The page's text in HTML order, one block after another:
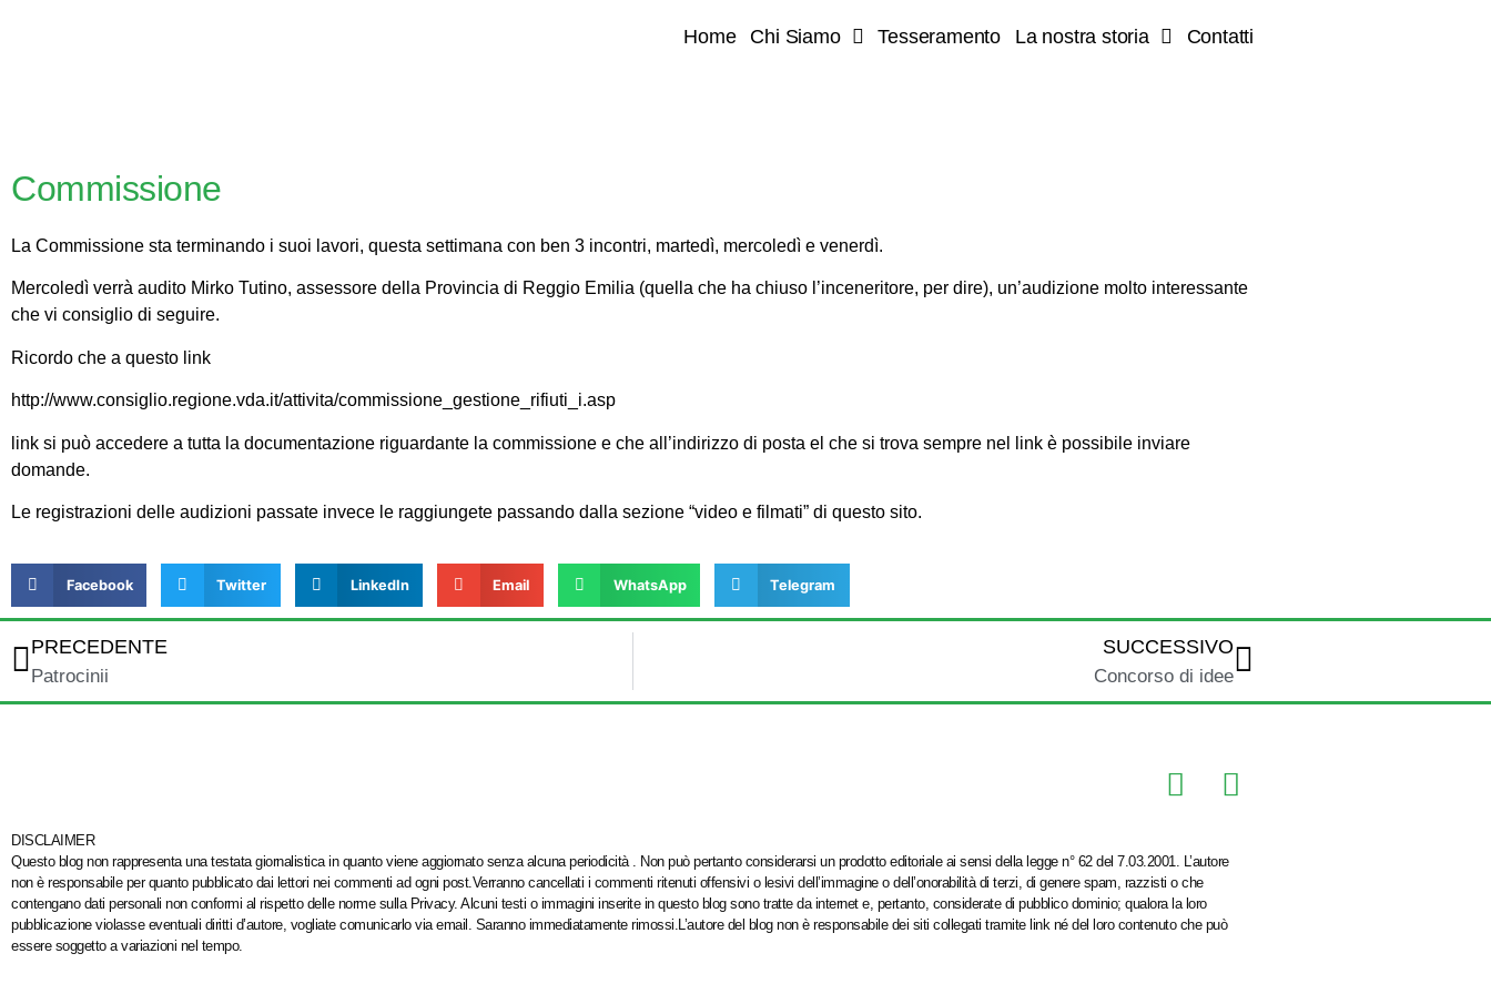
Home Chi Siamo Tesseramento La nostra storia Contatti
Commissione
La Commissione sta terminando i suoi lavori, questa settimana con ben 3 incontri, martedì, mercoledì e venerdì.
Mercoledì verrà audito Mirko Tutino, assessore della Provincia di Reggio Emilia (quella che ha chiuso l’inceneritore, per dire), un’audizione molto interessante
che vi consiglio di seguire.
Ricordo che a questo link
http://www.consiglio.regione.vda.it/attivita/commissione_gestione_rifiuti_i.asp
link si può accedere a tutta la documentazione riguardante la commissione e che all’indirizzo di posta el che si trova sempre nel link è possibile inviare
domande.
Le registrazioni delle audizioni passate invece le raggiungete passando dalla sezione “video e filmati” di questo sito.
Facebook Twitter LinkedIn Email WhatsApp Telegram
PRECEDENTE
Patrocinii
SUCCESSIVO
Concorso di idee
DISCLAIMER
Questo blog non rappresenta una testata giornalistica in quanto viene aggiornato senza alcuna periodicità . Non può pertanto considerarsi un prodotto editoriale ai sensi della legge n° 62 del 7.03.2001. L’autore
non è responsabile per quanto pubblicato dai lettori nei commenti ad ogni post.Verranno cancellati i commenti ritenuti offensivi o lesivi dell’immagine o dell’onorabilità di terzi, di genere spam, razzisti o che
contengano dati personali non conformi al rispetto delle norme sulla Privacy. Alcuni testi o immagini inserite in questo blog sono tratte da internet e, pertanto, considerate di pubblico dominio; qualora la loro
pubblicazione violasse eventuali diritti d’autore, vogliate comunicarlo via email. Saranno immediatamente rimossi.L’autore del blog non è responsabile dei siti collegati tramite link né del loro contenuto che può
essere soggetto a variazioni nel tempo.